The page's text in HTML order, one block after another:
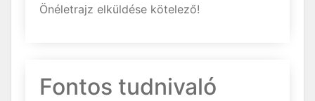
Önéletrajz elküldése kötelező!
Fontos tudnivaló